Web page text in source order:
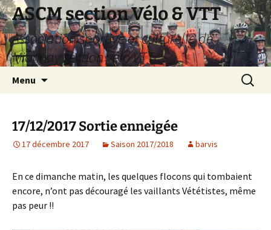
Aller
au
contenu
ASCM section Vélo & VTT
Association sportive et culturelle de
Mionnay section vélo VTT
Menu
17/12/2017 Sortie enneigée
17 décembre 2017 Saison 2017/2018 barvis
En ce dimanche matin, les quelques flocons qui tombaient
encore, n’ont pas découragé les vaillants Vététistes, même
pas peur !!